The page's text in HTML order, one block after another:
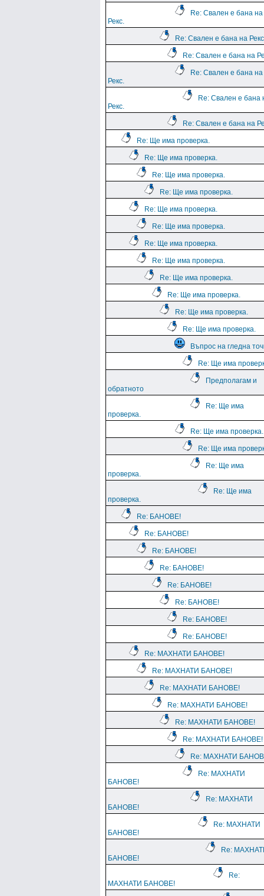
Re: Свален е бана на
Рекс.
Re: Свален е бана на
Re: Свален е бана на
Re: Свален е бана на
Рекс.
Re: Свален е бана
Рекс.
Re: Свален е бана на
Re: Ще има проверка.
Re: Ще има проверка.
Re: Ще има проверка.
Re: Ще има проверка.
Re: Ще има проверка.
Re: Ще има проверка.
Re: Ще има проверка.
Re: Ще има проверка.
Re: Ще има проверка.
Re: Ще има проверка.
Re: Ще има проверка.
Re: Ще има проверка.
Въпрос на гледна
Re: Ще има
Предполагам и
обратното
Re: Ще има
проверка.
Re: Ще има проверка.
Re: Ще има
Re: Ще има
проверка.
Re: Ще има
проверка.
Re: БАНОВЕ!
Re: БАНОВЕ!
Re: БАНОВЕ!
Re: БАНОВЕ!
Re: БАНОВЕ!
Re: БАНОВЕ!
Re: БАНОВЕ!
Re: БАНОВЕ!
Re: МАХНАТИ БАНОВЕ!
Re: МАХНАТИ БАНОВЕ!
Re: МАХНАТИ БАНОВЕ!
Re: МАХНАТИ БАНОВЕ!
Re: МАХНАТИ БАНОВЕ!
Re: МАХНАТИ БАНОВЕ!
Re: МАХНАТИ
Re: МАХНАТИ
БАНОВЕ!
Re: МАХНАТИ
БАНОВЕ!
Re: МАХНАТИ
БАНОВЕ!
Re:
БАНОВЕ!
Re:
МАХНАТИ БАНОВЕ!